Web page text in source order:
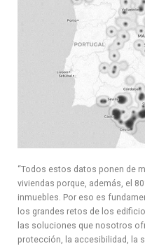
“Todos estos datos ponen de
viviendas porque, además, el
inmuebles. Por eso es
los grandes retos de los
las soluciones que nosotros
protección, la accesibilidad, la